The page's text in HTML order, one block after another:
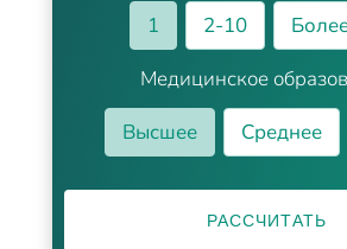
1
2-10
Медицинское
Высшее
Среднее
РАССЧИТАТЬ